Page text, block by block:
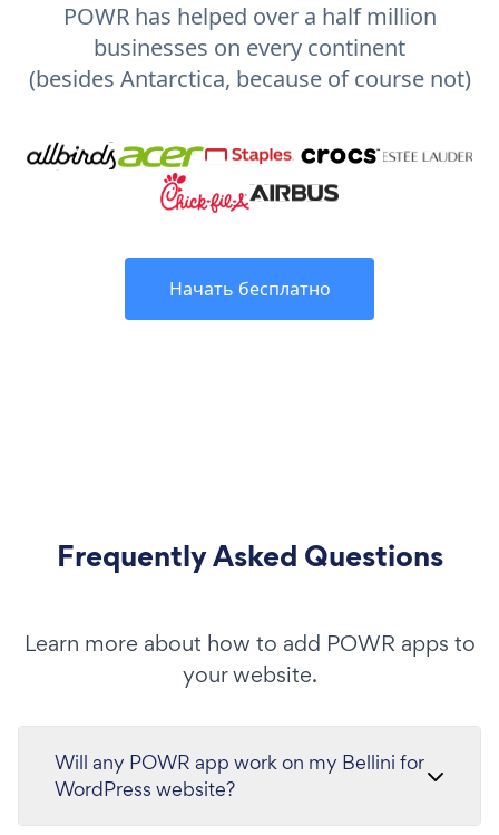
POWR has helped over a half million
businesses on every continent
(besides Antarctica, because of course not)
Начать бесплатно
Frequently Asked Questions
Learn more about how to add POWR apps to
your website.
Will any POWR app work on my Bellini for
WordPress website?